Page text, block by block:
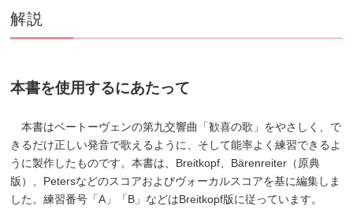
解説
本書を使用するにあたって
本書はベートーヴェンの第九交響曲「歓喜の歌」をやさしく、で
きるだけ正しい発音で歌えるように、そして能率よく練習できるよ
うに製作したものです。本書は、Breitkopf、Bärenreiter（原典
版）、Petersなどのスコアおよびヴォーカルスコアを基に編集しま
した。練習番号「A」「B」などはBreitkopf版に従っています。